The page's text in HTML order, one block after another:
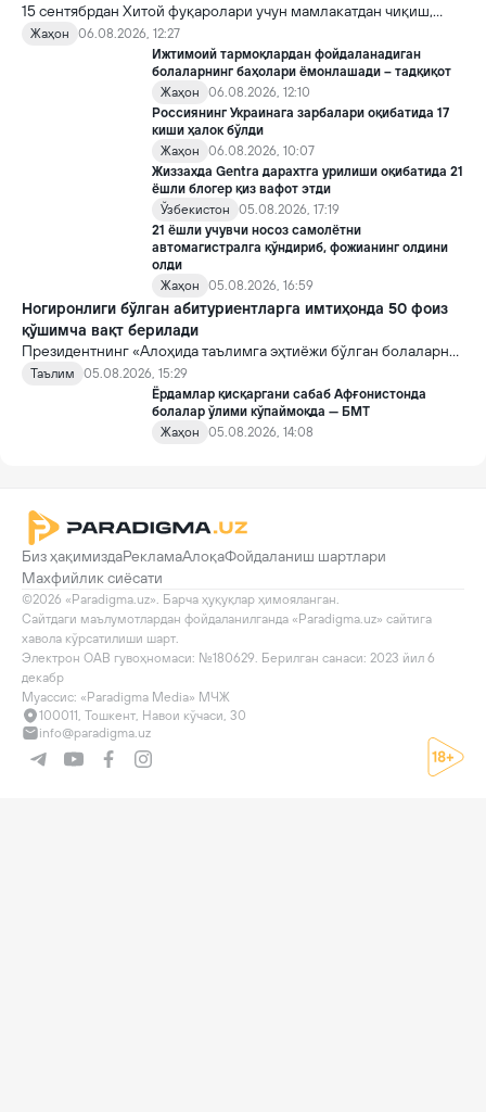
15 сентябрдан Хитой фуқаролари учун мамлакатдан чиқиш,
хорижликлар учун эса Хитойга кириш тартиби бўйича янги
қоидалар кучга киради.
Жаҳон
06.08.2026, 12:27
Ижтимоий тармоқлардан фойдаланадиган
болаларнинг баҳолари ёмонлашади – тадқиқот
Жаҳон
06.08.2026, 12:10
Россиянинг Украинага зарбалари оқибатида 17
киши ҳалок бўлди
Жаҳон
06.08.2026, 10:07
Жиззахда Gentra дарахтга урилиши оқибатида 21
ёшли блогер қиз вафот этди
Ўзбекистон
05.08.2026, 17:19
21 ёшли учувчи носоз самолётни
автомагистралга қўндириб, фожианинг олдини
олди
Жаҳон
05.08.2026, 16:59
Ногиронлиги бўлган абитуриентларга имтиҳонда 50 фоиз
қўшимча вақт берилади
Президентнинг «Алоҳида таълимга эҳтиёжи бўлган болаларни
таълим ва ижтимоий хизматлар билан қамраб олиш тизимини
такомиллаштириш бўйича қўшимча чора-тадбирлар
тўғрисида»ги қарори билан инклюзив таълим соҳасида қатор
янги механизмлар жорий этилади.
Таълим
05.08.2026, 15:29
Ёрдамлар қисқаргани сабаб Афғонистонда
болалар ўлими кўпаймоқда — БМТ
Жаҳон
05.08.2026, 14:08
Биз ҳақимиздаРекламаАлоқаФойдаланиш шартлари
Махфийлик сиёсати
©2026 «Paradigma.uz». Барча ҳуқуқлар ҳимояланган.
Сайтдаги маълумотлардан фойдаланилганда «Paradigma.uz» сайтига
хавола кўрсатилиши шарт.
Электрон ОАВ гувоҳномаси: №180629. Берилган санаси: 2023 йил 6
декабр
Муассис: «Paradigma Media» МЧЖ
100011, Тошкент, Навои кўчаси, 30
info@paradigma.uz